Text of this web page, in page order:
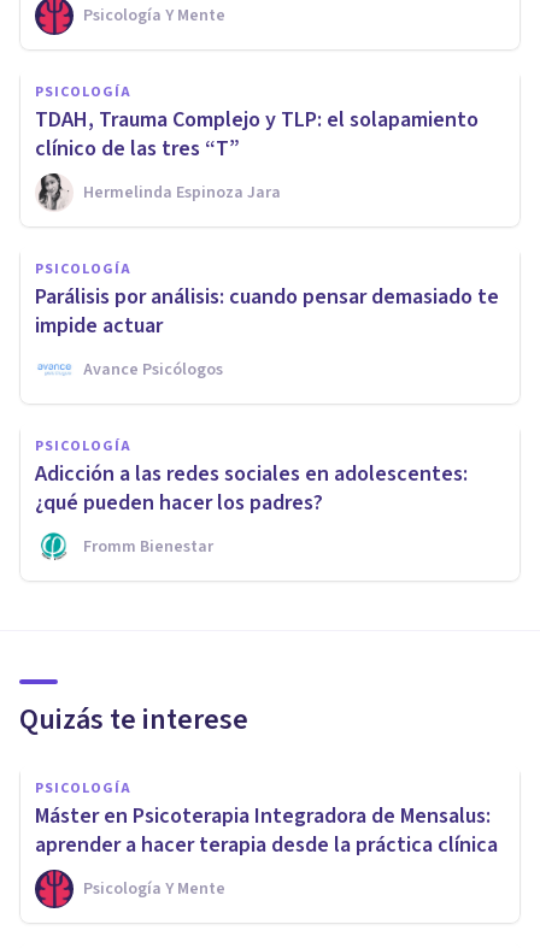
Psicología Y Mente
PSICOLOGÍA
TDAH, Trauma Complejo y TLP: el solapamiento
clínico de las tres “T”
Hermelinda Espinoza Jara
PSICOLOGÍA
Parálisis por análisis: cuando pensar demasiado te
impide actuar
Avance Psicólogos
PSICOLOGÍA
Adicción a las redes sociales en adolescentes:
¿qué pueden hacer los padres?
Fromm Bienestar
Quizás te interese
PSICOLOGÍA
Máster en Psicoterapia Integradora de Mensalus:
aprender a hacer terapia desde la práctica clínica
Psicología Y Mente